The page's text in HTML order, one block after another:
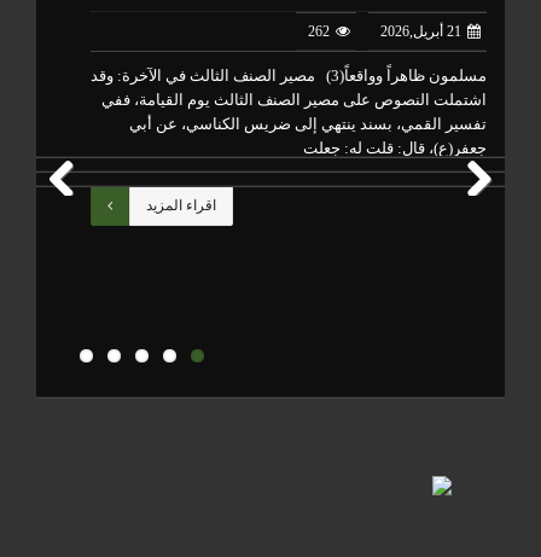
21 أبريل,2026 262
مسلمون ظاهراً وواقعاً(3) مصير الصنف الثالث في الآخرة: وقد
اشتملت النصوص على مصير الصنف الثالث يوم القيامة، ففي
تفسير القمي، بسند ينتهي إلى ضريس الكناسي، عن أبي
جعفر(ع)، قال: قلت له: جعلت
اقراء المزيد
Previous